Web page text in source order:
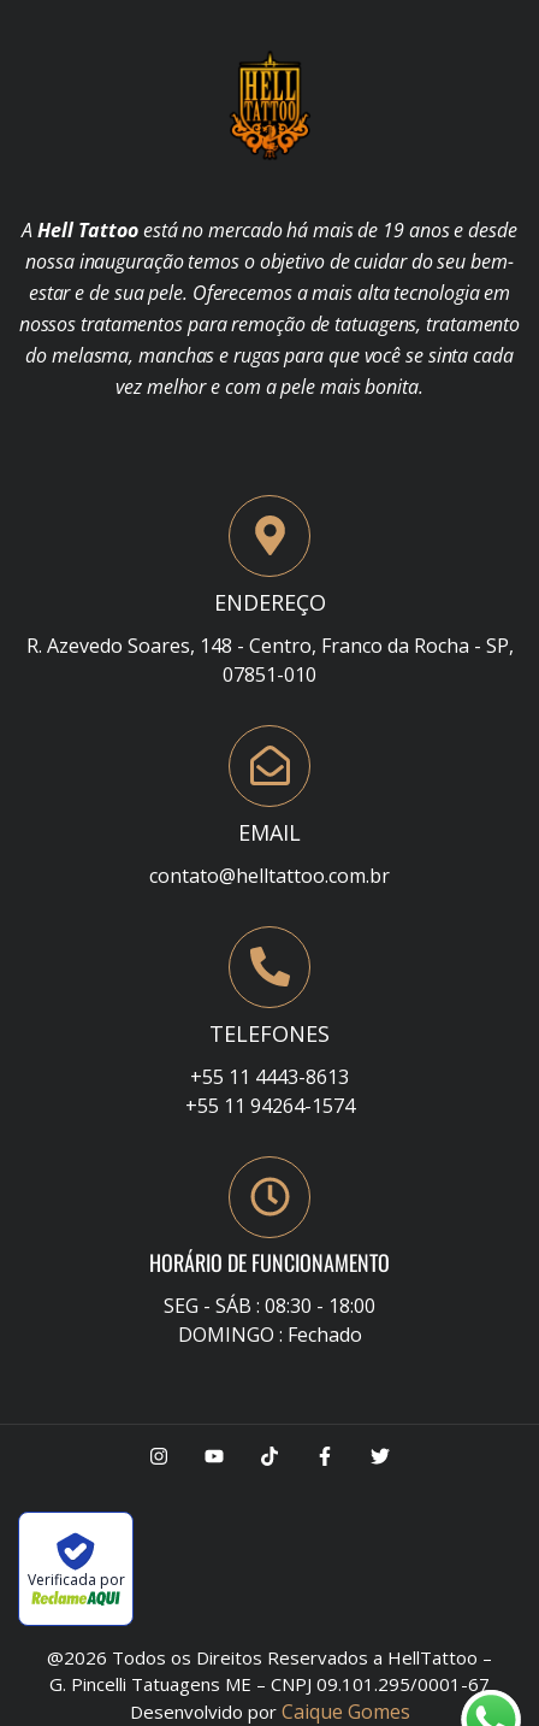
AHell Tattooestá no mercado há mais de 19 anos e desde
nossa inauguração temos o objetivo de cuidar do seu bem-
estar e de sua pele. Oferecemos a mais alta tecnologia em
nossos tratamentos para remoção de tatuagens, tratamento
do melasma, manchas e rugas para que você se sinta cada
vez melhor e com a pele mais bonita.
ENDEREÇO
R. Azevedo Soares, 148 - Centro, Franco da Rocha - SP,
07851-010
EMAIL
contato@helltattoo.com.br
TELEFONES
+55 11 4443-8613
+55 11 94264-1574
HORÁRIO DE FUNCIONAMENTO
SEG - SÁB : 08:30 - 18:00
DOMINGO : Fechado
Verificada por
@2026 Todos os Direitos Reservados a HellTattoo –
G. Pincelli Tatuagens ME – CNPJ 09.101.295/0001-67
Desenvolvido por Caique Gomes